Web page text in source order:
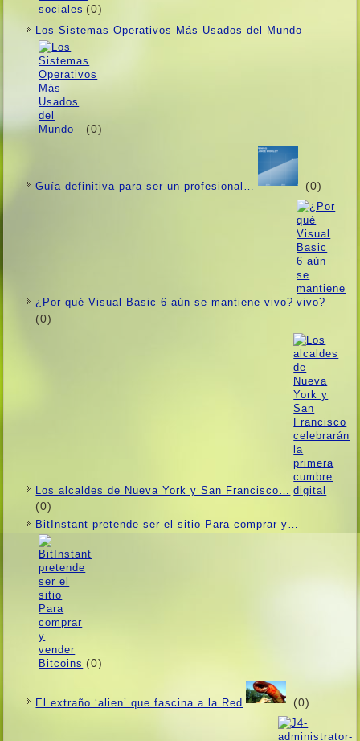
(0)
Los Sistemas Operativos Más Usados ​​del Mundo
(0)
Guí­a definitiva para ser un profesional… (0)
¿Por qué Visual Basic 6 aún se mantiene vivo?
(0)
Los alcaldes de Nueva York y San Francisco…
(0)
BitInstant pretende ser el sitio Para comprar y…
(0)
El extraño ‘alien’ que fascina a la Red (0)